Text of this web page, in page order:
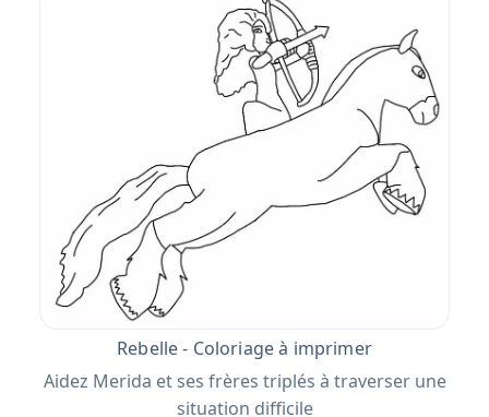
Rebelle - Coloriage à imprimer
Aidez Merida et ses frères triplés à traverser une
situation difficile